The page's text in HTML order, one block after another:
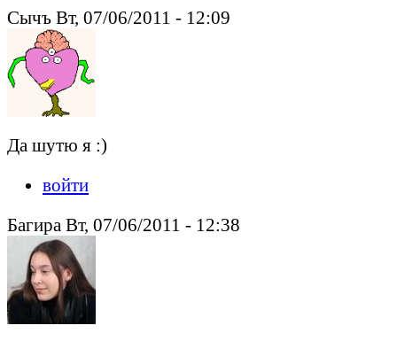
Сычъ Вт, 07/06/2011 - 12:09
Да шутю я :)
войти
Багира Вт, 07/06/2011 - 12:38